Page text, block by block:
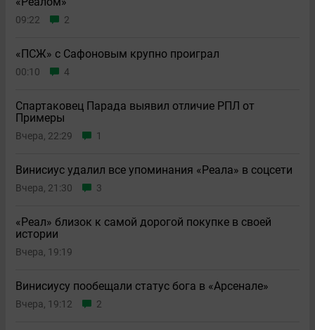
09:22 2
«ПСЖ» с Сафоновым крупно проиграл
00:10 4
Спартаковец Парада выявил отличие РПЛ от
Примеры
Вчера, 22:29 1
Винисиус удалил все упоминания «Реала» в соцсети
Вчера, 21:30 3
«Реал» близок к самой дорогой покупке в своей
истории
Вчера, 19:19
Винисиусу пообещали статус бога в «Арсенале»
Вчера, 19:12 2